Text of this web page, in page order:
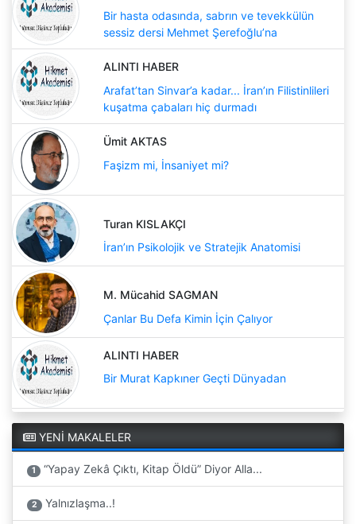
Bir hasta odasında, sabrın ve tevekkülün
sessiz dersi Mehmet Şerefoğlu’na
ALINTI HABER
Arafat’tan Sinvar’a kadar... İran’ın Filistinlileri
kuşatma çabaları hiç durmadı
Ümit AKTAS
Faşizm mi, İnsaniyet mi?
Turan KISLAKÇI
İran’ın Psikolojik ve Stratejik Anatomisi
M. Mücahid SAGMAN
Çanlar Bu Defa Kimin İçin Çalıyor
ALINTI HABER
Bir Murat Kapkıner Geçti Dünyadan
YENİ MAKALELER
1 “Yapay Zekâ Çıktı, Kitap Öldü” Diyor Alla...
2 Yalnızlaşma..!